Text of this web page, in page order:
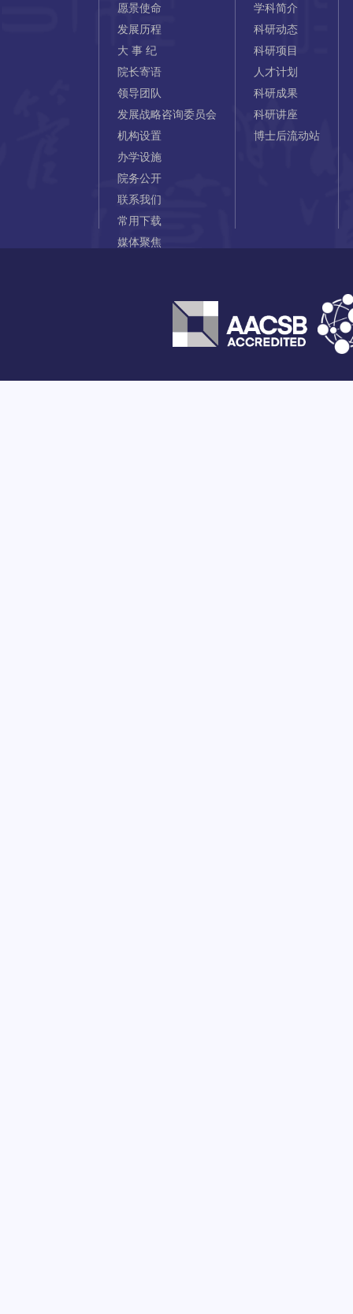
愿景使命
发展历程
大 事 纪
院长寄语
领导团队
发展战略咨询委员会
机构设置
办学设施
院务公开
联系我们
常用下载
媒体聚焦
学科简介
科研动态
科研项目
人才计划
科研成果
科研讲座
博士后流动站